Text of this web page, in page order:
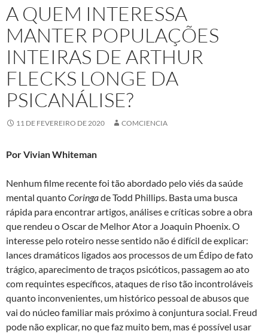
A QUEM INTERESSA
MANTER POPULAÇÕES
INTEIRAS DE ARTHUR
FLECKS LONGE DA
PSICANÁLISE?
11 DE FEVEREIRO DE 2020 COMCIENCIA
Por Vivian Whiteman
Nenhum filme recente foi tão abordado pelo viés da saúde
mental quantoCoringade Todd Phillips. Basta uma busca
rápida para encontrar artigos, análises e críticas sobre a obra
que rendeu o Oscar de Melhor Ator a Joaquin Phoenix. O
interesse pelo roteiro nesse sentido não é difícil de explicar:
lances dramáticos ligados aos processos de um Édipo de fato
trágico, aparecimento de traços psicóticos, passagem ao ato
com requintes específicos, ataques de riso tão incontroláveis
quanto inconvenientes, um histórico pessoal de abusos que
vai do núcleo familiar mais próximo à conjuntura social. Freud
pode não explicar, no que faz muito bem, mas é possível usar